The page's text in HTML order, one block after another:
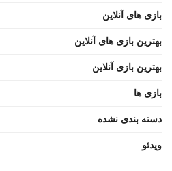
بازی های آنلاین
بهترین بازی های آنلاین
بهترین بازی آنلاین
بازی ها
دسته بندی نشده
ویدئو